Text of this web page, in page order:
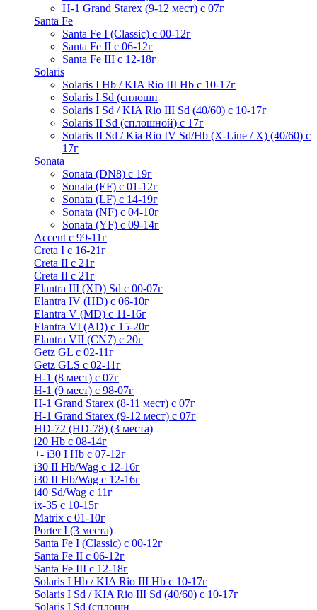
H-1 Grand Starex (9-12 мест) с 07г
Santa Fe
Santa Fe I (Classic) с 00-12г
Santa Fe II с 06-12г
Santa Fe III c 12-18г
Solaris
Solaris I Hb / KIA Rio III Hb с 10-17г
Solaris I Sd (сплошн
Solaris I Sd / KIA Rio III Sd (40/60) с 10-17г
Solaris II Sd (сплошной) с 17г
Solaris II Sd / Kia Rio IV Sd/Hb (X-Line / X) (40/60) с
17г
Sonata
Sonata (DN8) с 19г
Sonata (EF) с 01-12г
Sonata (LF) с 14-19г
Sonata (NF) с 04-10г
Sonata (YF) с 09-14г
Accent с 99-11г
Creta I с 16-21г
Creta II с 21г
Creta II с 21г
Elantra III (XD) Sd c 00-07г
Elantra IV (HD) с 06-10г
Elantra V (MD) c 11-16г
Elantra VI (AD) с 15-20г
Elantra VII (CN7) с 20г
Getz GL с 02-11г
Getz GLS с 02-11г
H-1 (8 мест) c 07г
H-1 (9 мест) c 98-07г
H-1 Grand Starex (8-11 мест) с 07г
H-1 Grand Starex (9-12 мест) с 07г
HD-72 (HD-78) (3 места)
i20 Hb с 08-14г
+- i30 I Hb с 07-12г
i30 II Hb/Wag с 12-16г
i30 II Hb/Wag с 12-16г
i40 Sd/Wag с 11г
ix-35 с 10-15г
Matrix с 01-10г
Porter I (3 места)
Santa Fe I (Classic) с 00-12г
Santa Fe II с 06-12г
Santa Fe III c 12-18г
Solaris I Hb / KIA Rio III Hb с 10-17г
Solaris I Sd / KIA Rio III Sd (40/60) с 10-17г
Solaris I Sd (сплошн